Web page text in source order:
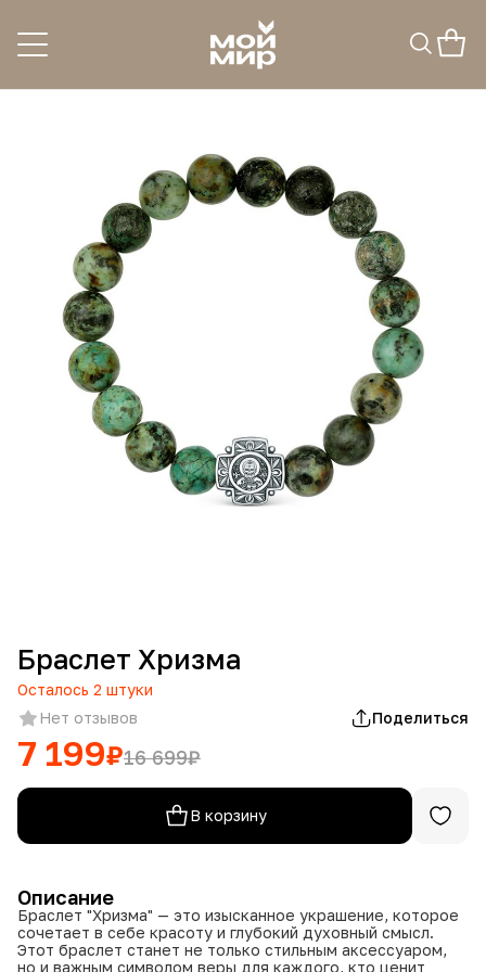
Браслет Хризма
Осталось 2 штуки
Нет отзывов
Поделиться
7 199₽16 699₽
В корзину
Описание
Браслет "Хризма" — это изысканное украшение, которое
сочетает в себе красоту и глубокий духовный смысл.
Этот браслет станет не только стильным аксессуаром,
но и важным символом веры для каждого, кто ценит